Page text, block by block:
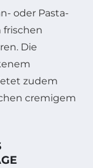
oder Pasta-
frischen
Die
zudem
cremigem